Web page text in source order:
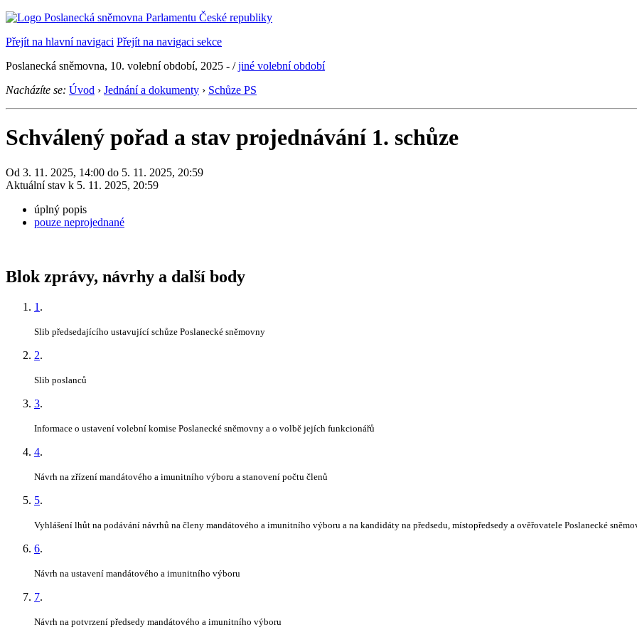
Přejít na hlavní navigaci Přejít na navigaci sekce
Poslanecká sněmovna, 10. volební období, 2025 - /jiné volební období
Nacházíte se: Úvod › Jednání a dokumenty › Schůze PS
Schválený pořad a stav projednávání 1. schůze
Od 3. 11. 2025, 14:00 do 5. 11. 2025, 20:59
Aktuální stav k 5. 11. 2025, 20:59
úplný popis
pouze neprojednané
Blok zprávy, návrhy a další body
1 .
Slib předsedajícího ustavující schůze Poslanecké sněmovny
2.
Slib poslanců
3.
Informace o ustavení volební komise Poslanecké sněmovny a o volbě jejích funkcionářů
4.
Návrh na zřízení mandátového a imunitního výboru a stanovení počtu členů
5.
Vyhlášení lhůt na podávání návrhů na členy mandátového a imunitního výboru a na kandidáty na předsedu, místopředsedy a ověřovatele Poslanecké
6.
Návrh na ustavení mandátového a imunitního výboru
7.
Návrh na potvrzení předsedy mandátového a imunitního výboru